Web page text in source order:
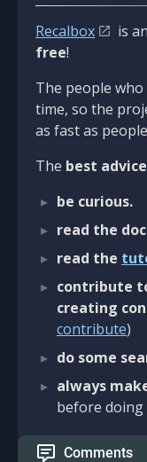
Recalbox is an
free!
The people
time, so the
as fast as
The best advice
be curious.
read the
read the
contribute
creating
contribute)
do some
always
before
Comments